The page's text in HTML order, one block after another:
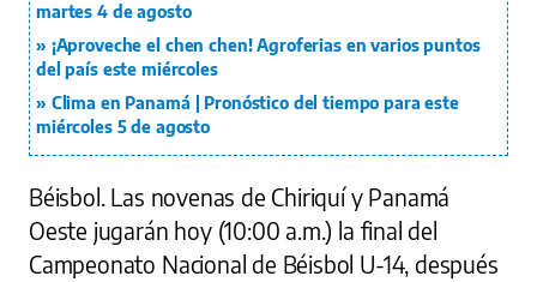
martes 4 de agosto
¡Aproveche el chen chen! Agroferias en varios puntos
del país este miércoles
Clima en Panamá | Pronóstico del tiempo para este
miércoles 5 de agosto
Béisbol. Las novenas de Chiriquí y Panamá
Oeste jugarán hoy (10:00 a.m.) la final del
Campeonato Nacional de Béisbol U-14, después